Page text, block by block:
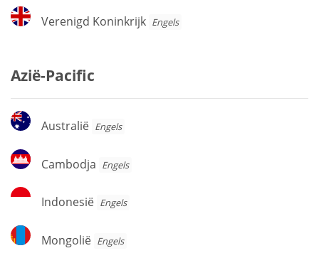
Verenigd
Koninkrijk
Verenigd Koninkrijk Engels
Azië-Pacific
Australië
Australië Engels
Cambodja
Cambodja Engels
Indonesië
Indonesië Engels
Mongolië
Mongolië Engels